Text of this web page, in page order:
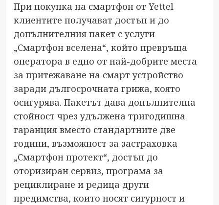
При покупка на смартфон от Yettel
клиентите получават достъп и до
допълнителния пакет с услуги
„Смартфон вселена“, който превръща
оператора в едно от най-добрите места
за притежаване на смарт устройство
заради дългосрочната грижа, която
осигурява. Пакетът дава допълнителна
стойност чрез удължена тригодишна
гаранция вместо стандартните две
години, възможност за застраховка
„Смартфон протект“, достъп до
оторизиран сервиз, програма за
рециклиране и редица други
предимства, които носят сигурност и